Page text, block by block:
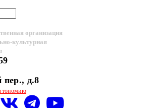
организация
культурная
д.8